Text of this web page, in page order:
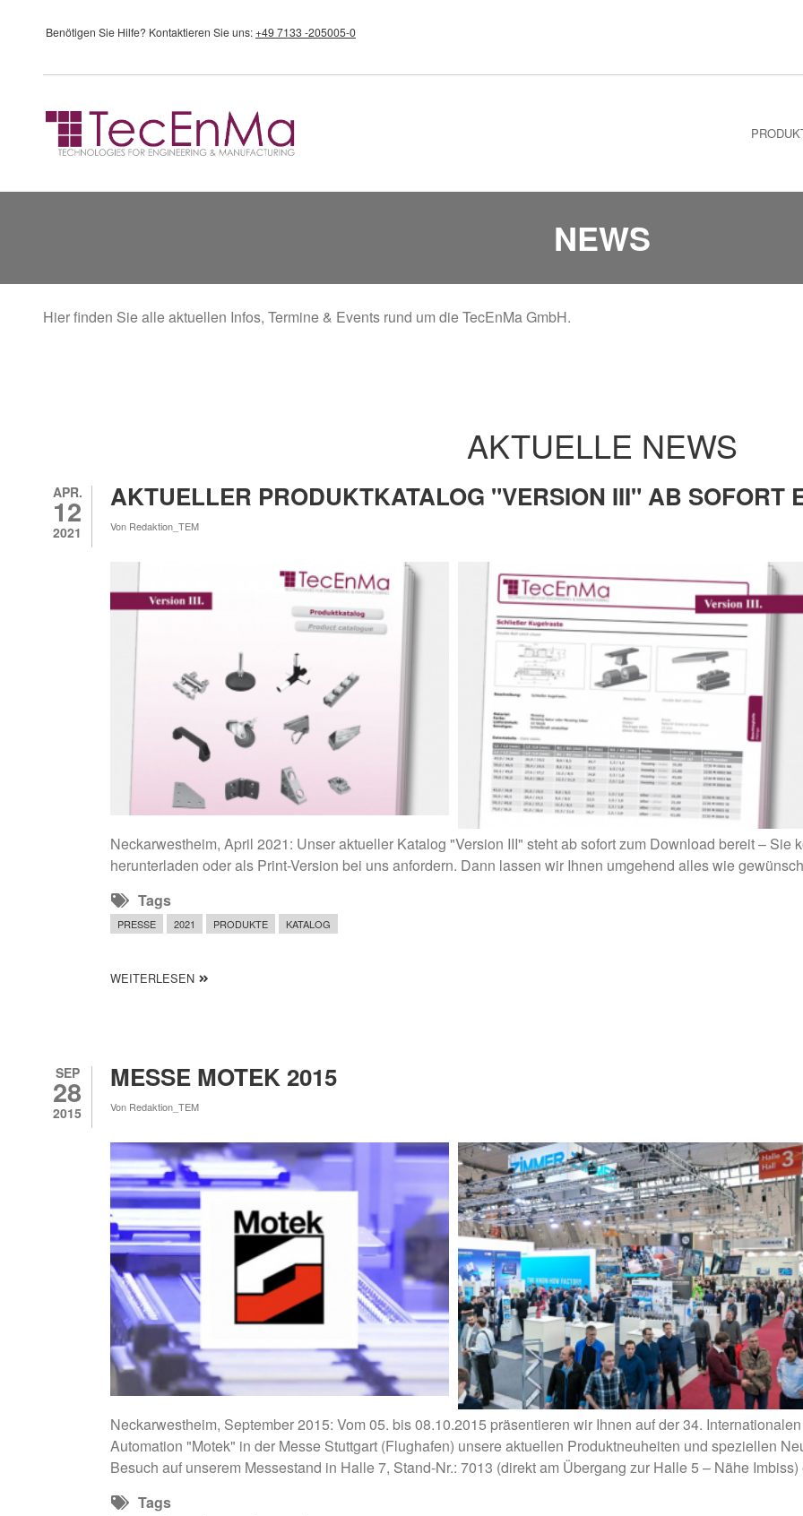
Benötigen Sie Hilfe? Kontaktieren Sie uns:+49 7133 -205005-0
NEWS
Hier finden Sie alle aktuellen Infos, Termine & Events rund um die TecEnMa GmbH.
AKTUELLE NEWS
APR.
12
2021
AKTUELLER PRODUKTKATALOG "VERSION III" AB SOFORT
Von Redaktion_TEM
Aktueller Produktkatalog "Version III" ab sofort erhältlich! (12.04.21) | News | TecEnMa GmbH
Aktueller Produktkatalog "Version III" ab sofort
Neckarwestheim, April 2021: Unser aktueller Katalog "Version III" steht ab sofort zum Download bereit – Sie
herunterladen oder als Print-Version bei uns anfordern. Dann lassen wir Ihnen umgehend alles wie
Tags
PRESSE 2021 PRODUKTE KATALOG
WEITERLESENÜBER AKTUELLER PRODUKTKATALOG "VERSION III" AB SOFORT ERHÄLTLICH!
SEP
28
2015
MESSE MOTEK 2015
Von Redaktion_TEM
Messe Motek 2015 (28.09.15) | News | TecEnMa GmbH
Messe Motek 2015 (28.09.15) | News | TecEnMa
Neckarwestheim, September 2015: Vom 05. bis 08.10.2015 präsentieren wir Ihnen auf der 34.
Automation "Motek" in der Messe Stuttgart (Flughafen) unsere aktuellen Produktneuheiten und speziellen
Besuch auf unserem Messestand in Halle 7, Stand-Nr.: 7013 (direkt am Übergang zur Halle 5 – Nähe
Tags